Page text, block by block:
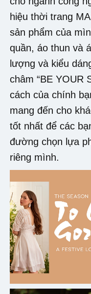
hiệu thời trang
sản phẩm của
quần, áo thun và
lượng và kiểu
châm “BE YOUR
cách của chính
mang đến cho
tốt nhất để các
đường chọn lựa
riêng mình.